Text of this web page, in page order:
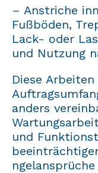
– Anstriche
Fußböden,
Lack- oder
und Nutzung
Diese
anders
und